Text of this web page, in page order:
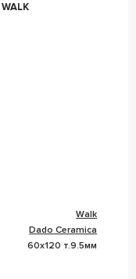
Walk
Dado Ceramica
60x120 т.9.5мм